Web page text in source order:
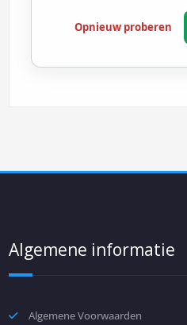
Opnieuw proberen
Algemene informatie
Algemene Voorwaarden